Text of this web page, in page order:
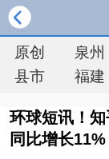
原创 泉州
县市
福建
环球短讯！
同比增长11%